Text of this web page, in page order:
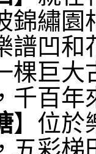
錦繡園
譜凹和
棵巨大
千百年
】位於